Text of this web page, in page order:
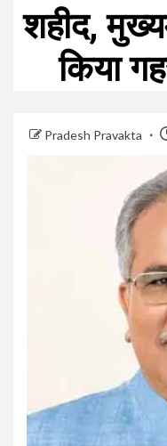
शहीद,
किया
Pradesh Pravakta